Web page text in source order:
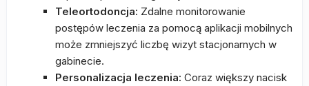
Teleortodoncja: Zdalne monitorowanie
postępów leczenia za pomocą aplikacji mobilnych
może zmniejszyć liczbę wizyt stacjonarnych w
gabinecie.
Personalizacja leczenia: Coraz większy nacisk